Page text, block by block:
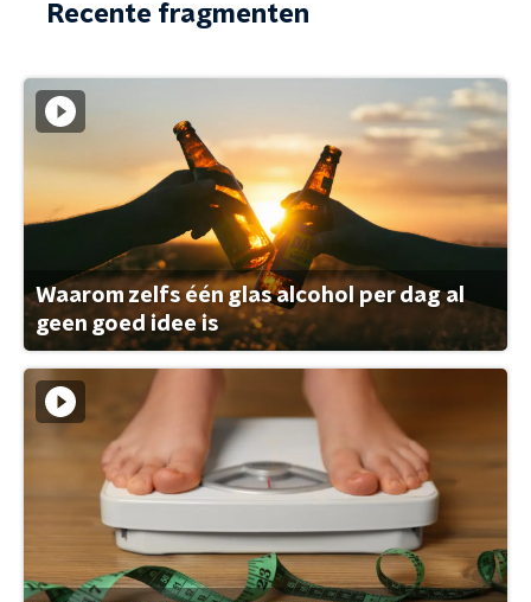
Recente fragmenten
Waarom zelfs één glas alcohol per dag al
geen goed idee is